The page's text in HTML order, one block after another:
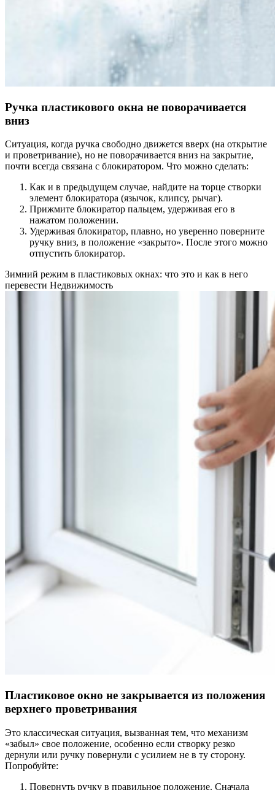
Ручка пластикового окна не поворачивается
вниз
Ситуация, когда ручка свободно движется вверх (на открытие
и проветривание), но не поворачивается вниз на закрытие,
почти всегда связана с блокиратором. Что можно сделать:
Как и в предыдущем случае, найдите на торце створки
элемент блокиратора (язычок, клипсу, рычаг).
Прижмите блокиратор пальцем, удерживая его в
нажатом положении.
Удерживая блокиратор, плавно, но уверенно поверните
ручку вниз, в положение «закрыто». После этого можно
отпустить блокиратор.
Зимний режим в пластиковых окнах: что это и как в него
перевести Недвижимость
Пластиковое окно не закрывается из положения
верхнего проветривания
Это классическая ситуация, вызванная тем, что механизм
«забыл» свое положение, особенно если створку резко
дернули или ручку повернули с усилием не в ту сторону.
Попробуйте:
Повернуть ручку в правильное положение. Сначала